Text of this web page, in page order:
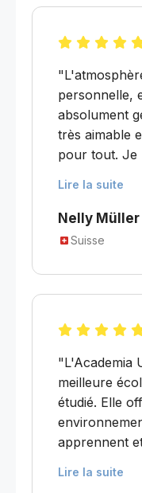
personnelle,
absolument
très aimable
pour tout. Je
de famille
intéressants
et des sujets
n'apprend
culture de
du Sud. Je
si
oublier
Lire la suite
Nelly Müller
Suisse
"L'Academia
meilleure
étudié. Elle
apprennent
Lire la suite